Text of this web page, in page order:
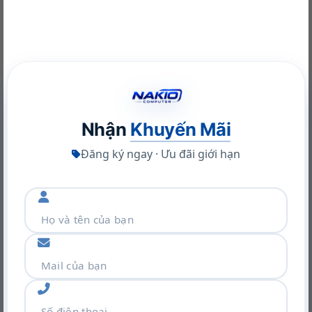
Nhận Khuyến Mãi
Đăng ký ngay · Ưu đãi giới hạn
Blue Light, SDR 400 nits, HDR 500
nits, 100% DCI-P3
Đồ Họa (VGA)
Card màn hình
Intel® Graphics
Wireless
LAN
–
Bluetooth
Bàn phím , Chuột
Kiểu bàn phím
NVIDIA RTX A400 Desktop Workstation: Sức Mạnh Chuyên